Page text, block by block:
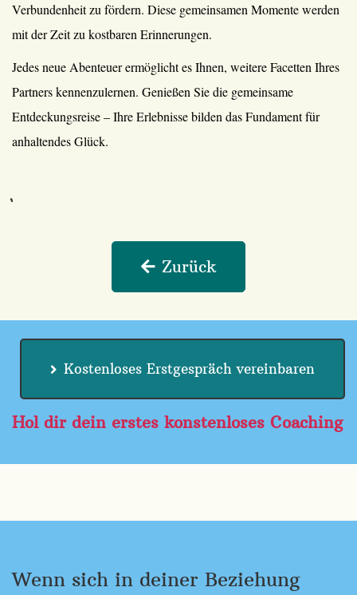
Verbundenheit zu fördern. Diese gemeinsamen Momente werden
mit der Zeit zu kostbaren Erinnerungen.
Jedes neue Abenteuer ermöglicht es Ihnen, weitere Facetten Ihres
Partners kennenzulernen. Genießen Sie die gemeinsame
Entdeckungsreise – Ihre Erlebnisse bilden das Fundament für
anhaltendes Glück.
Zurück
Kostenloses Erstgespräch vereinbaren
Hol dir dein erstes konstenloses Coaching
Wenn sich in deiner Beziehung